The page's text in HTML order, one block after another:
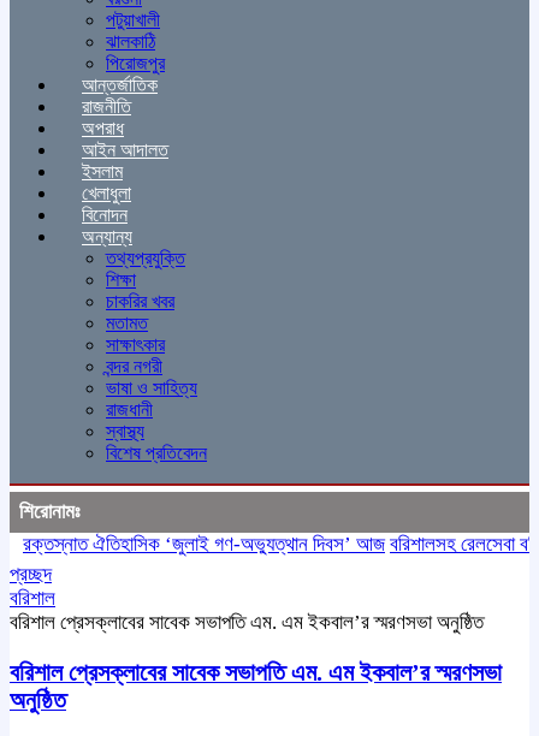
পটুয়াখালী
ঝালকাঠি
পিরোজপুর
আন্তর্জাতিক
রাজনীতি
অপরাধ
আইন আদালত
ইসলাম
খেলাধুলা
বিনোদন
অন্যান্য
তথ্যপ্রযুক্তি
শিক্ষা
চাকরির খবর
মতামত
সাক্ষাৎকার
বন্দর নগরী
ভাষা ও সাহিত্য
রাজধানী
স্বাস্থ্য
বিশেষ প্রতিবেদন
শিরোনামঃ
ঐতিহাসিক ‌‘জুলাই গণ-অভ্যুত্থান দিবস’ আজ বরিশালসহ রেলসেবা
প্রচ্ছদ
বরিশাল
বরিশাল প্রেসক্লাবের সাবেক সভাপতি এম. এম ইকবাল’র স্মরণসভা অনুষ্ঠিত
বরিশাল প্রেসক্লাবের সাবেক সভাপতি এম. এম ইকবাল’র স্মরণসভা
অনুষ্ঠিত